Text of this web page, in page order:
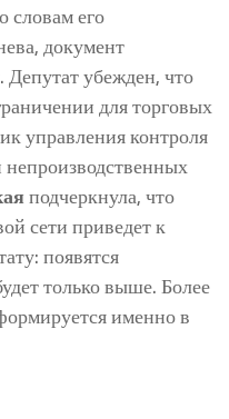
словам его
документ
Депутат убежден, что
для торговых
управления контроля
подчеркнула, что
сети приведет к
появятся
только выше. Более
именно в